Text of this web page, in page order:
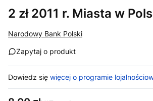
2 zł 2011 r. Miasta w
Narodowy Bank Polski
Zapytaj o produkt
Dowiedz się więcej o programie